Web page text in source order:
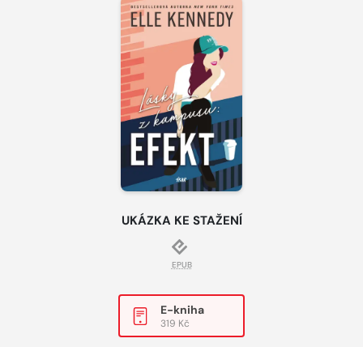
UKÁZKA KE STAŽENÍ
EPUB
E-kniha
319 Kč